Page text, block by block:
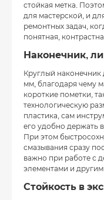
стойкая метка.
для мастерской, и
ремонтных задач,
понятная,
Наконечник,
Круглый
мм, благодаря чему
короткие пометки,
технологическую
пластика, сам
его удобно держать
При этом
смазывания сразу
важно при работе с
элементами и
Стойкость в